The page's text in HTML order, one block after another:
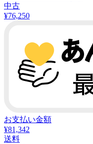
中古
¥76,250
お支払い金額
¥81,342
送料